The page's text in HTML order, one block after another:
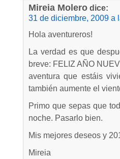
Mireia Molero dice:
31 de diciembre, 2009 a
Hola aventureros!
La verdad es que
breve: FELIZ AÑO
aventura que estáis
también aumente el
Primo que sepas que
noche. Pasarlo bien.
Mis mejores deseos y
Mireia